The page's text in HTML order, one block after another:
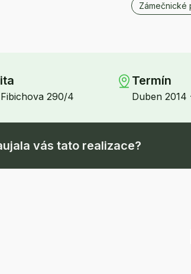
Zámečnické
290/4
Termín
Duben 2014
vás tato realizace?